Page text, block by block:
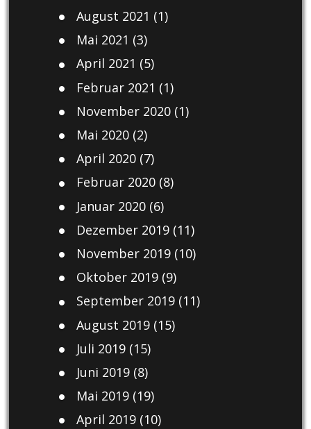
August 2021 (1)
Mai 2021 (3)
April 2021 (5)
Februar 2021 (1)
November 2020(1)
Mai 2020(2)
April 2020(7)
Februar 2020(8)
Januar 2020(6)
Dezember 2019(11)
November 2019(10)
Oktober 2019(9)
September 2019(11)
August 2019(15)
Juli 2019(15)
Juni 2019(8)
Mai 2019(19)
April 2019(10)